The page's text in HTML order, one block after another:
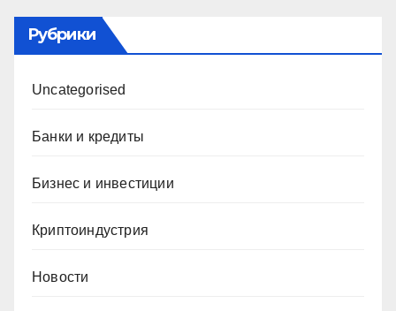
Рубрики
Uncategorised
Банки и кредиты
Бизнес и инвестиции
Криптоиндустрия
Новости